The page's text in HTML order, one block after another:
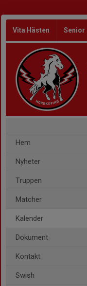
Vita Hästen Senior
Hem
Nyheter
Truppen
Matcher
Kalender
Dokument
Kontakt
Swish